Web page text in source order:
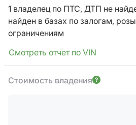
1 владелец по ПТС, ДТП не
найден в базах по залогам,
ограничениям
Смотреть отчет по VIN
Стоимость владения